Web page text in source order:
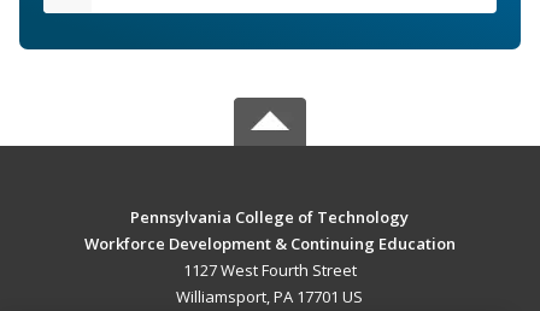
Pennsylvania College of Technology
Workforce Development & Continuing Education
1127 West Fourth Street
Williamsport, PA 17701 US